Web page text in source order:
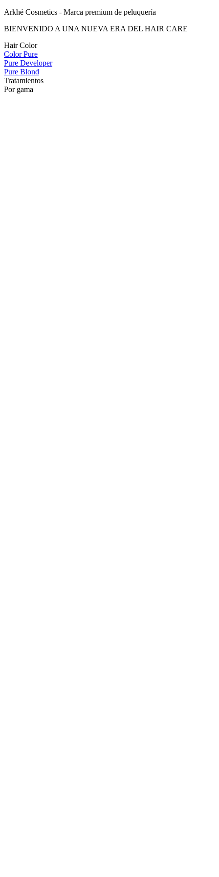
Arkhé Cosmetics - Marca premium de peluquería
BIENVENIDO A UNA NUEVA ERA DEL HAIR CARE
Hair Color
Color Pure
Pure Developer
Pure Blond
Tratamientos
Por gama